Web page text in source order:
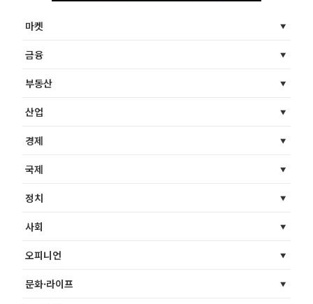
마켓
금융
부동산
산업
경제
국제
정치
사회
오피니언
문화·라이프